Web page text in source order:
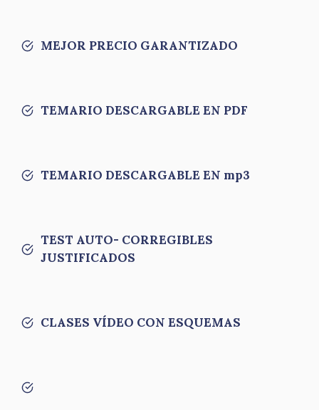
MEJOR PRECIO GARANTIZADO
TEMARIO DESCARGABLE EN PDF
TEMARIO DESCARGABLE EN mp3
TEST AUTO- CORREGIBLES
JUSTIFICADOS
CLASES VÍDEO CON ESQUEMAS